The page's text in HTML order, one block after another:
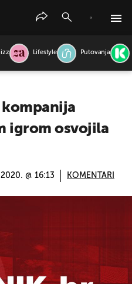
Lifestyle Putovanja
igrom osvojila
@ 16:13 KOMENTARI